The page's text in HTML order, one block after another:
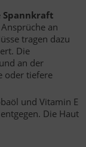
Spannkraft
an
tragen dazu
Die
an der
oder tiefere
und Vitamin E
Die Haut